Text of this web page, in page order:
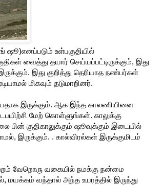
ஷூ)எனப்படும் உள்பகுதியில்
வைத்து தயார் செய்யப்பட்டிருக்கும், இது
இது குறித்து தெரியாத நண்பர்கள்
மிகவும் தடுமாறினர்.
இருக்கும். ஆக இந்த காலணியினை
மேற் கொள்ளுங்கள். காலுக்கு
பின் குதிகாலுக்கும் ஷூவுக்கும் இடையில்
இருக்கும். . கால்விரல்கள் இருக்குமிடம்
வேறொரு வகையில் நமக்கு நன்மை
மயக்கம் வந்தால் அந்த உயரத்தில் இருந்து